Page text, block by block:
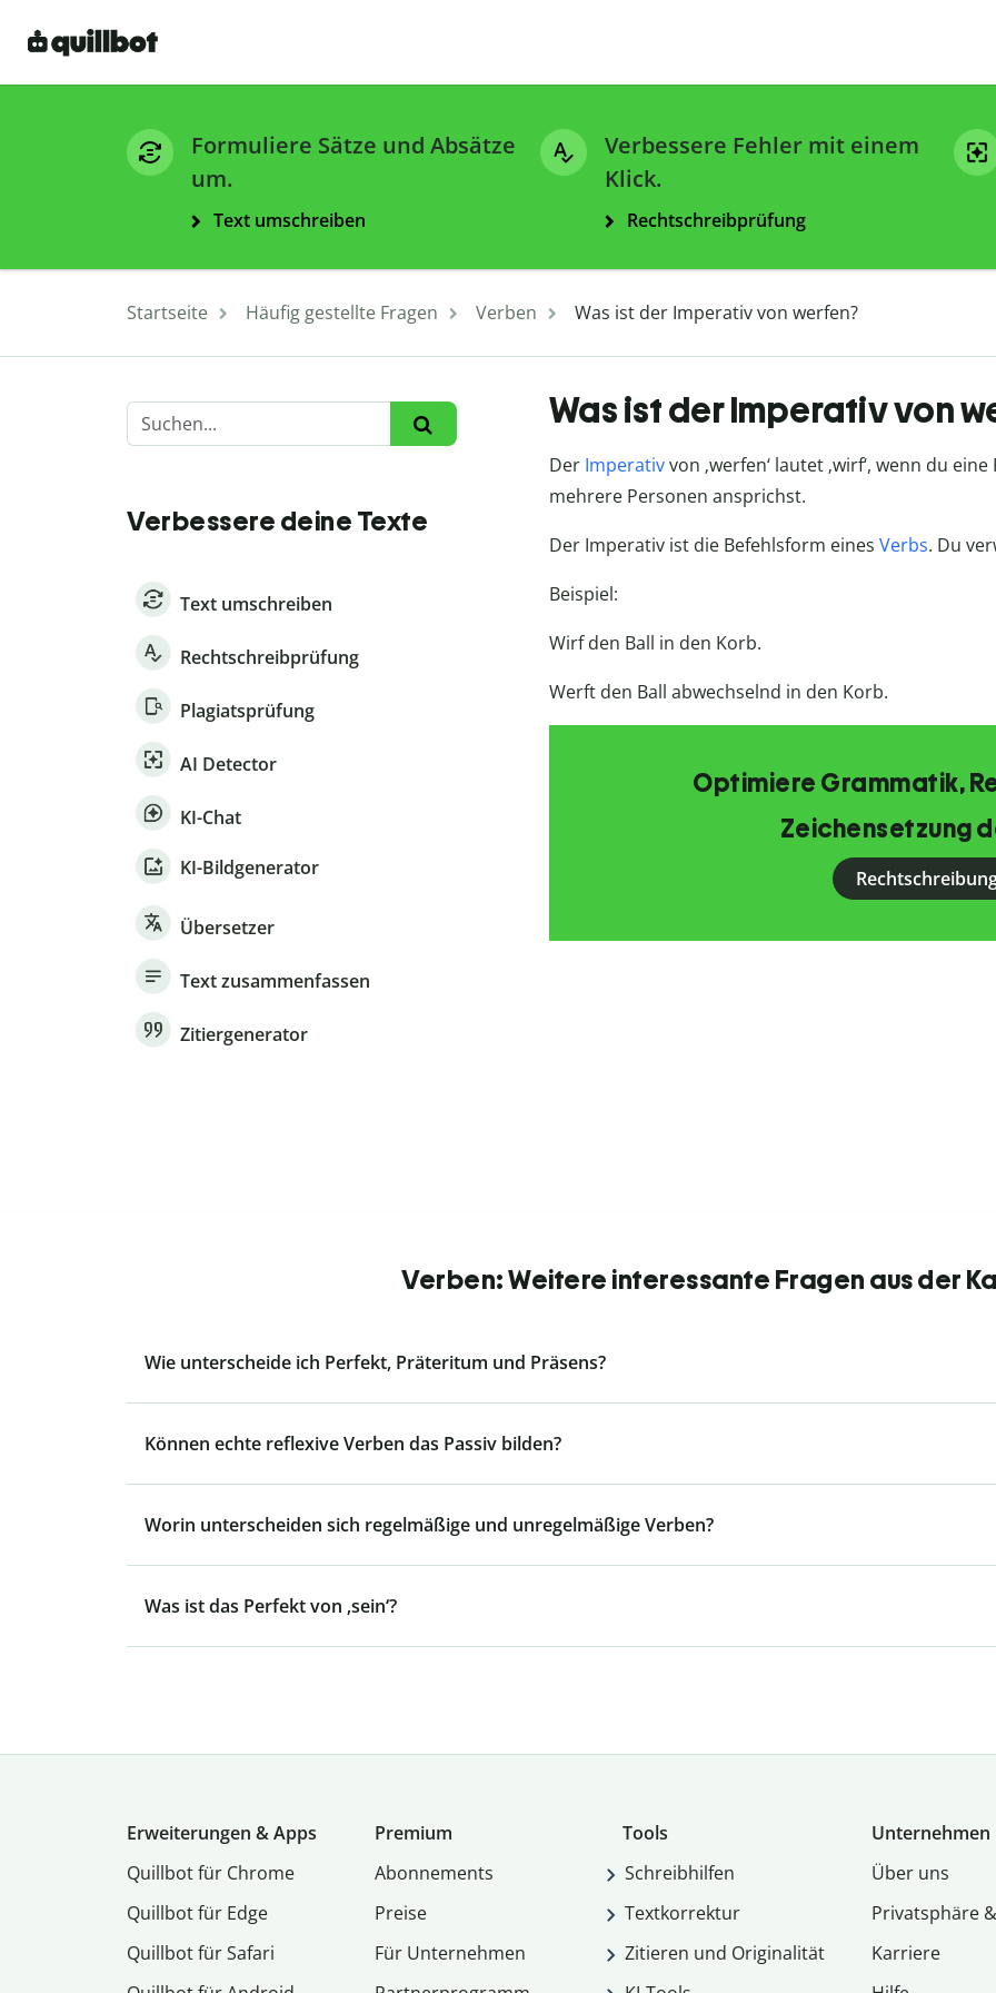
Formuliere Sätze und Absätze
um.
Text umschreiben
Verbessere Fehler mit einem
Klick.
Rechtschreibprüfung
Startseite Häufig gestellte Fragen Verben Was ist der Imperativ von werfen?
Verbessere deine Texte
Text umschreiben
Rechtschreibprüfung
Plagiatsprüfung
AI Detector
KI-Chat
KI-Bildgenerator
Übersetzer
Text zusammenfassen
Zitiergenerator
Was ist der Imperativ von
Der Imperativvon ‚werfen‘lautet ‚wirf‘, wenn du
mehrere Personen ansprichst.
Der Imperativ ist die Befehlsform eines Verbs. Du
Beispiel:
Wirf den Ball in den Korb.
Werft den Ball abwechselnd in den Korb.
Optimiere Grammatik,
Zeichensetzung
Verben: Weitere interessante Fragen aus der
Wie unterscheide ich Perfekt, Präteritum und Präsens?
Können echte reflexive Verben das Passiv bilden?
Worin unterscheiden sich regelmäßige und unregelmäßige Verben?
Was ist das Perfekt von ‚sein‘?
Erweiterungen & Apps
Quillbot für Chrome
Quillbot für Edge
Quillbot für Safari
Premium
Abon­ne­ments
Preise
Für Unternehmen
Tools
Schreibhilfen
Textkorrektur
Zitieren und Originalität
Unternehmen
Über uns
Privatsphäre
Karriere